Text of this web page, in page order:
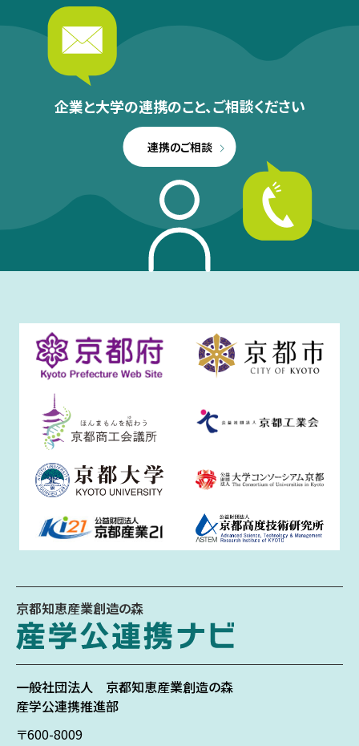
企業と大学の連携のこと、ご相談ください
連携のご相談
京都知恵産業創造の森
一般社団法人 京都知恵産業創造の森
産学公連携推進部
〒600-8009